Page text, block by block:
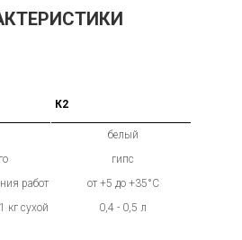
К2
белый
гипс
работ
от +5 до +35°С
кг сухой
0,4 - 0,5 л